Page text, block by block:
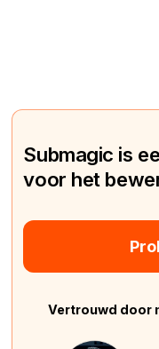
Submagic is
voor het
Vertrouwd door